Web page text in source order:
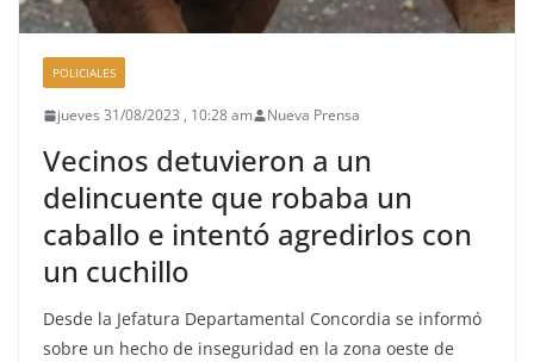
POLICIALES
jueves 31/08/2023 , 10:28 am Nueva Prensa
Vecinos detuvieron a un
delincuente que robaba un
caballo e intentó agredirlos con
un cuchillo
Desde la Jefatura Departamental Concordia se informó
sobre un hecho de inseguridad en la zona oeste de